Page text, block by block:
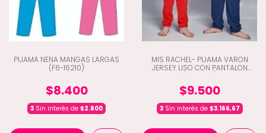
PIJAMA NENA MANGAS LARGAS
(F6-16210)
$8.400
3 Sin interés de $2.800
MIS RACHEL- PIJAMA VARON
JERSEY LISO CON PANTALON
$9.500
3Sin interés de $3.166,67